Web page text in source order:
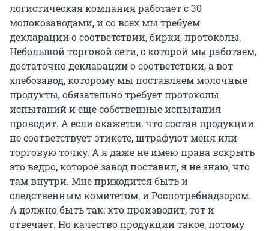
логистическая компания работает с 30
молокозаводами, и со всех мы требуем
декларации о соответствии, бирки, протоколы.
Небольшой торговой сети, с которой мы работаем,
достаточно декларации о соответствии, а вот
хлебозавод, которому мы поставляем молочные
продукты, обязательно требует протоколы
испытаний и еще собственные испытания
проводит. А если окажется, что состав продукции
не соответствует этикете, штрафуют меня или
торговую точку. А я даже не имею права вскрыть
это ведро, которое завод поставил, я не знаю, что
там внутри. Мне приходится быть и
следственным комитетом, и Роспотребнадзором.
А должно быть так: кто производит, тот и
отвечает. Но качество продукции такое, потому